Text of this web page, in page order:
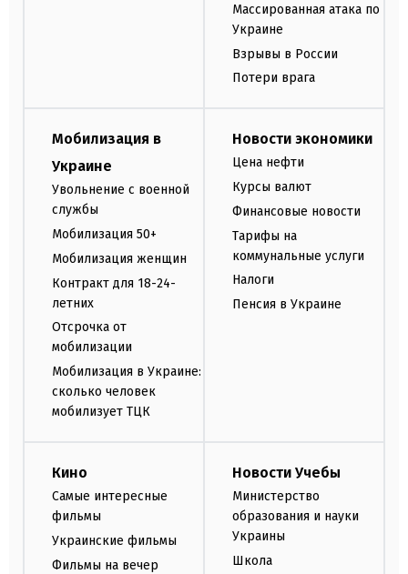
Массированная атака по
Украине
Взрывы в России
Потери врага
Мобилизация в
Украине
Увольнение с военной
службы
Мобилизация 50+
Мобилизация женщин
Контракт для 18-24-
летних
Отсрочка от
мобилизации
Мобилизация в Украине:
сколько человек
мобилизует ТЦК
Новости экономики
Цена нефти
Курсы валют
Финансовые новости
Тарифы на
коммунальные услуги
Налоги
Пенсия в Украине
Кино
Самые интересные
фильмы
Украинские фильмы
Фильмы на вечер
Новости Учебы
Министерство
образования и науки
Украины
Школа